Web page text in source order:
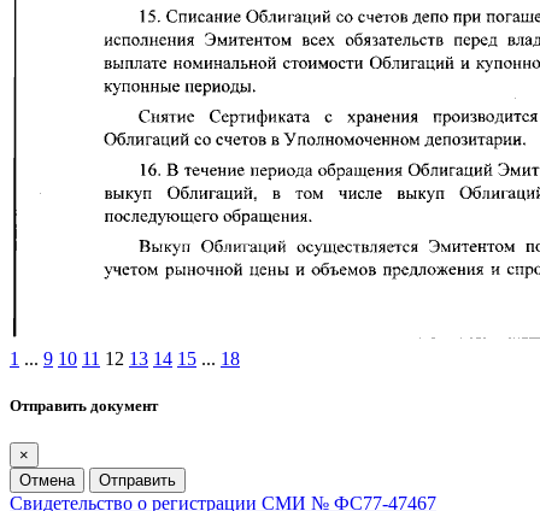
1 ... 9 10 11 12 13 14 15 ... 18
Отправить документ
×
Отмена
Отправить
Свидетельство о регистрации СМИ № ФС77-47467